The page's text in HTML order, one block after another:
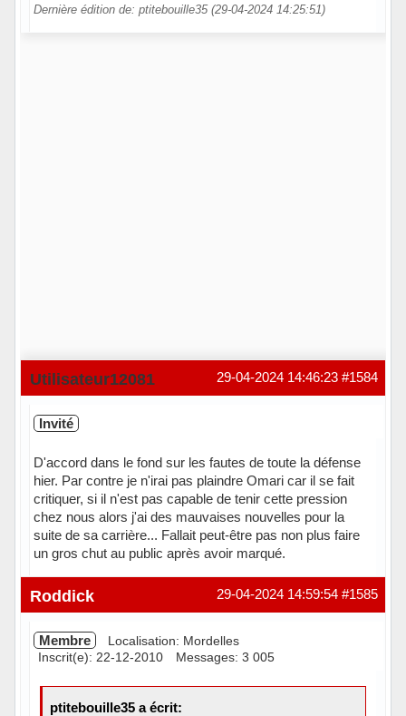
Dernière édition de: ptitebouille35 (29-04-2024 14:25:51)
#1584
29-04-2024 14:46:23
Utilisateur12081
Invité
D'accord dans le fond sur les fautes de toute la défense
hier. Par contre je n'irai pas plaindre Omari car il se fait
critiquer, si il n'est pas capable de tenir cette pression
chez nous alors j'ai des mauvaises nouvelles pour la
suite de sa carrière... Fallait peut-être pas non plus faire
un gros chut au public après avoir marqué.
#1585
29-04-2024 14:59:54
Roddick
Membre
Localisation: Mordelles
Inscrit(e): 22-12-2010
Messages: 3 005
ptitebouille35 a écrit: